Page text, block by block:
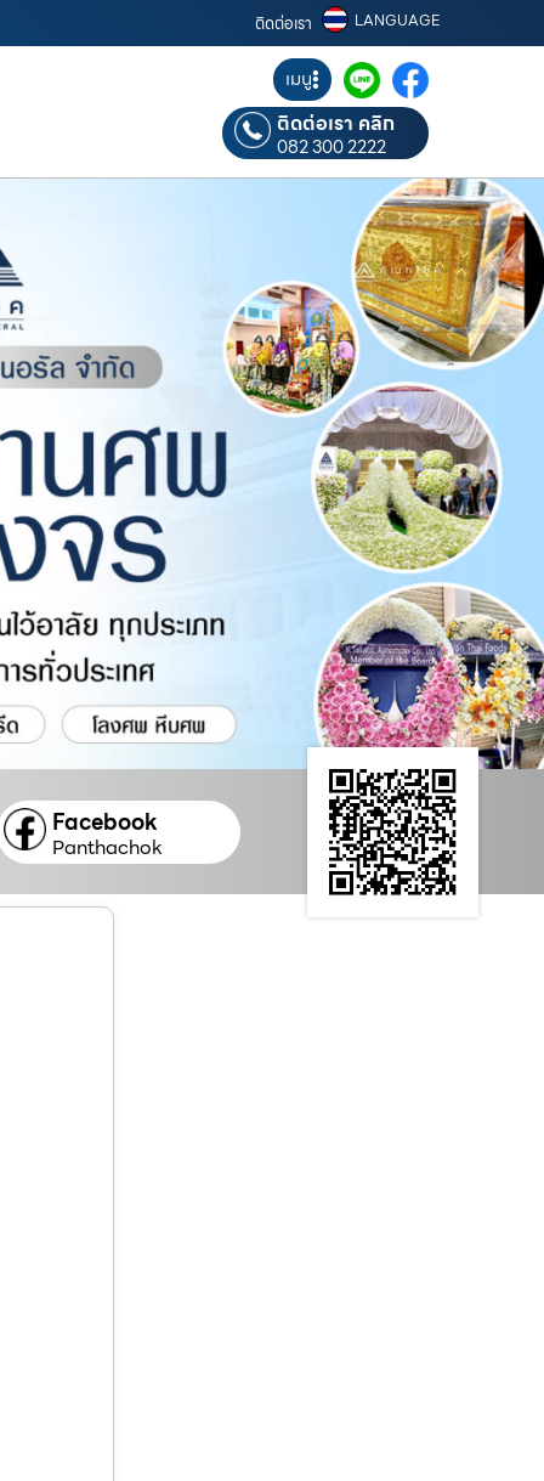
ติดต่อเรา LANGUAGE
เมนู
ติดต่อเรา คลิก
082 300 2222
Facebook
Panthachok